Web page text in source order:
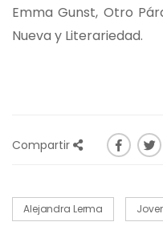
Emma Gunst, Otro
Nueva y Literariedad.
Compartir
Alejandra Lerma